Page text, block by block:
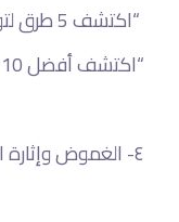
“اكتشف 5 طرق لتوفير المال”
“اكتشف أفضل 10 أغاني في العقد الأخير”
٤- الغموض وإثارة الفضول من عوامل جذب القراء.